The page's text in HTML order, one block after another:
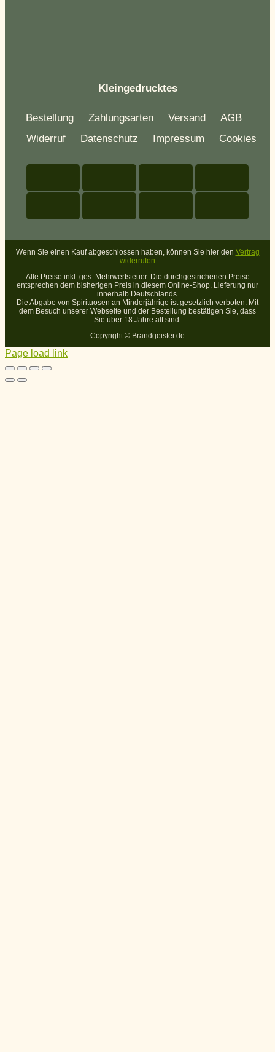
Kleingedrucktes
Bestellung Zahlungsarten Versand
AGB
Widerruf
Datenschutz Impressum Cookies
Wenn Sie einen Kauf abgeschlossen haben, können Sie hier den Vertrag
widerrufen
Alle Preise inkl. ges. Mehrwertsteuer. Die durchgestrichenen Preise
entsprechen dem bisherigen Preis in diesem Online-Shop. Lieferung nur
innerhalb Deutschlands.
Die Abgabe von Spirituosen an Minderjährige ist gesetzlich verboten. Mit
dem Besuch unserer Webseite und der Bestellung bestätigen Sie, dass
Sie über 18 Jahre alt sind.
Copyright © Brandgeister.de
Page load link